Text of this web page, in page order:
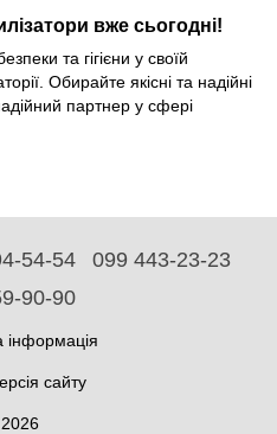
вже сьогодні!
та гігієни у своїй
Обирайте якісні та надійні
партнер у сфері
54-54
099 443-23-23
90-90
інформація
сайту